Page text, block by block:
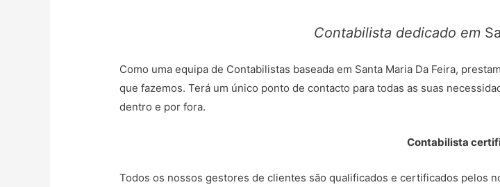
Contabilista dedicado em
Como uma equipa de Contabilistas baseada em Santa Maria Da Feira,
que fazemos. Terá um único ponto de contacto para todas as suas
dentro e por fora.
Contabilista
Todos os nossos gestores de clientes são qualificados e certificados pelos